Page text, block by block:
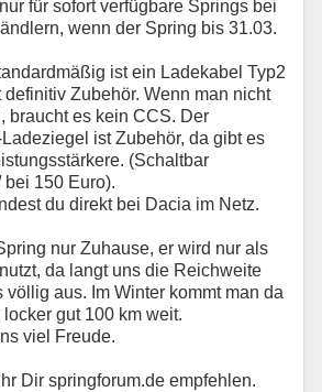
für sofort verfügbare Springs bei
wenn der Spring bis 31.03.
ist ein Ladekabel Typ2
Zubehör. Wenn man nicht
braucht es kein CCS. Der
ist Zubehör, da gibt es
(Schaltbar
bei 150 Euro).
du direkt bei Dacia im Netz.
nur Zuhause, er wird nur als
da langt uns die Reichweite
völlig aus. Im Winter kommt man da
gut 100 km weit.
viel Freude.
Dir springforum.de empfehlen.